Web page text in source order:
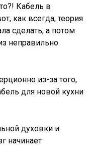
Кабель в
как всегда, теория
сделать, а потом
неправильно
из-за того,
для новой кухни
духовки и
начинает